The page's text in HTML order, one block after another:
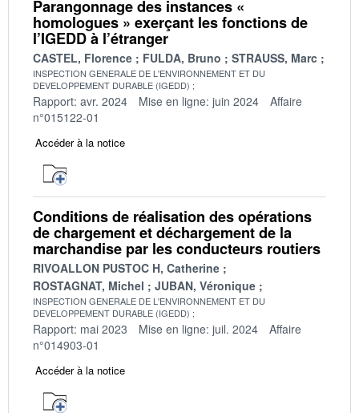
Parangonnage des instances «
homologues » exerçant les fonctions de
l’IGEDD à l’étranger
CASTEL, Florence FULDA, Bruno STRAUSS, Marc
INSPECTION GENERALE DE L'ENVIRONNEMENT ET DU
DEVELOPPEMENT DURABLE (IGEDD)
Rapport: avr. 2024 Mise en ligne: juin 2024
Affaire
n°015122-01
Accéder à la notice
Conditions de réalisation des opérations
de chargement et déchargement de la
marchandise par les conducteurs routiers
RIVOALLON PUSTOC H, Catherine
ROSTAGNAT, Michel
JUBAN, Véronique
INSPECTION GENERALE DE L'ENVIRONNEMENT ET DU
DEVELOPPEMENT DURABLE (IGEDD)
Rapport: mai 2023 Mise en ligne: juil. 2024
Affaire
n°014903-01
Accéder à la notice